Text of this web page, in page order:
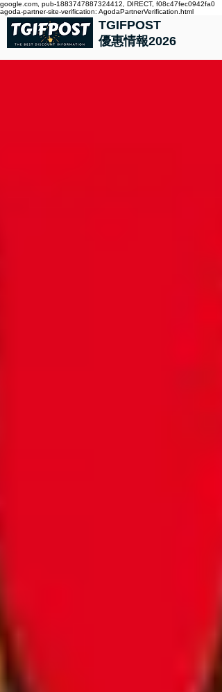
google.com, pub-1883747887324412, DIRECT, f08c47fec0942fa0
agoda-partner-site-verification: AgodaPartnerVerification.html
TGIFPOST
優惠情報2026